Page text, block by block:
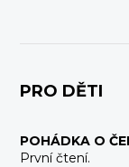
PRO DĚTI
POHÁDKA O
První čtení.